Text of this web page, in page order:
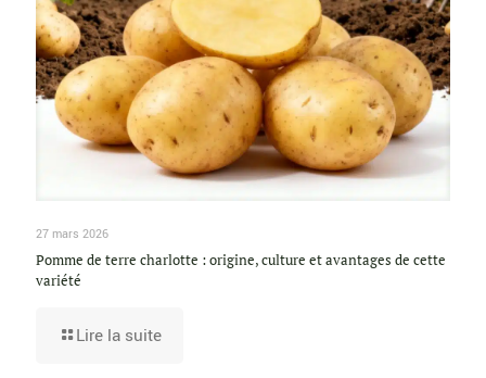
27 mars 2026
Pomme de terre charlotte : origine, culture et avantages de cette
variété
Lire la suite